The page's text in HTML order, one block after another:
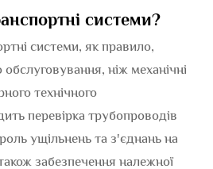
системи?
системи, як правило,
ніж механічні
технічного
перевірка трубопроводів
ущільнень та з'єднань на
забезпечення належної